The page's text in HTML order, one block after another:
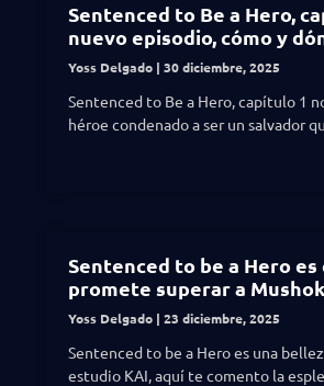
Sentenced to Be a Hero,
nuevo episodio, cómo y
Yoss Delgado 30 diciembre, 2025
Sentenced to Be a Hero, capítulo 1
héroe condenado a ser un salvador
Sentenced to be a Hero
promete superar a
Yoss Delgado 23 diciembre, 2025
Sentenced to be a Hero es una
estudio KAI, aquí te comento la